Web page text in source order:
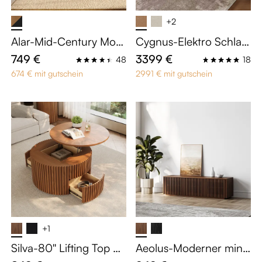
Alar-Mid-Century Mod
ern 2er-Set gepolsterte
Essstühle in Braun mit
Kunstlederbezug & Ar
le für Wohnzimmer
749 €
48
674 € mit gutschein
+2
Cygnus-Elektro Schlafs
ofa
3399 €
18
2991 € mit gutschein
+1
Silva-80'' Lifting Top Ru
Aeolus-Moderner mini